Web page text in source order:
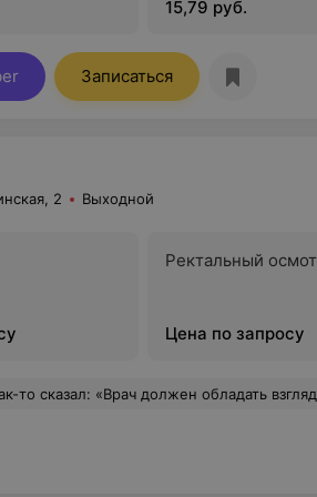
15,79 руб.
Записаться
2 Выходной
Ректальный
Цена по запросу
девушки, мудростью змеи и сердцем льва». Эти слова полностью характеризуют заведующего онкологическим отделением опухолей головы и шеи Татчихина Владимира Валентиновича. В нём сочетаются самые лучшие качества: специалист отличной квалификации,